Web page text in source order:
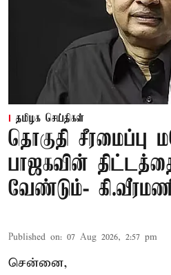
தமிழக செய்திகள்
தொகுதி சீரமைப்பு
பாஜகவின்
வேண்டும்-
Published on: 07 Aug 2026, 2:57 pm
சென்னை,